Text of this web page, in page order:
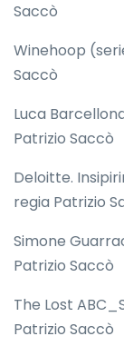
Saccò
Winehoop
Saccò
Luca
Patrizio Saccò
Deloitte.
regia Patrizio
Simone
Patrizio Saccò
The Lost
Patrizio Saccò